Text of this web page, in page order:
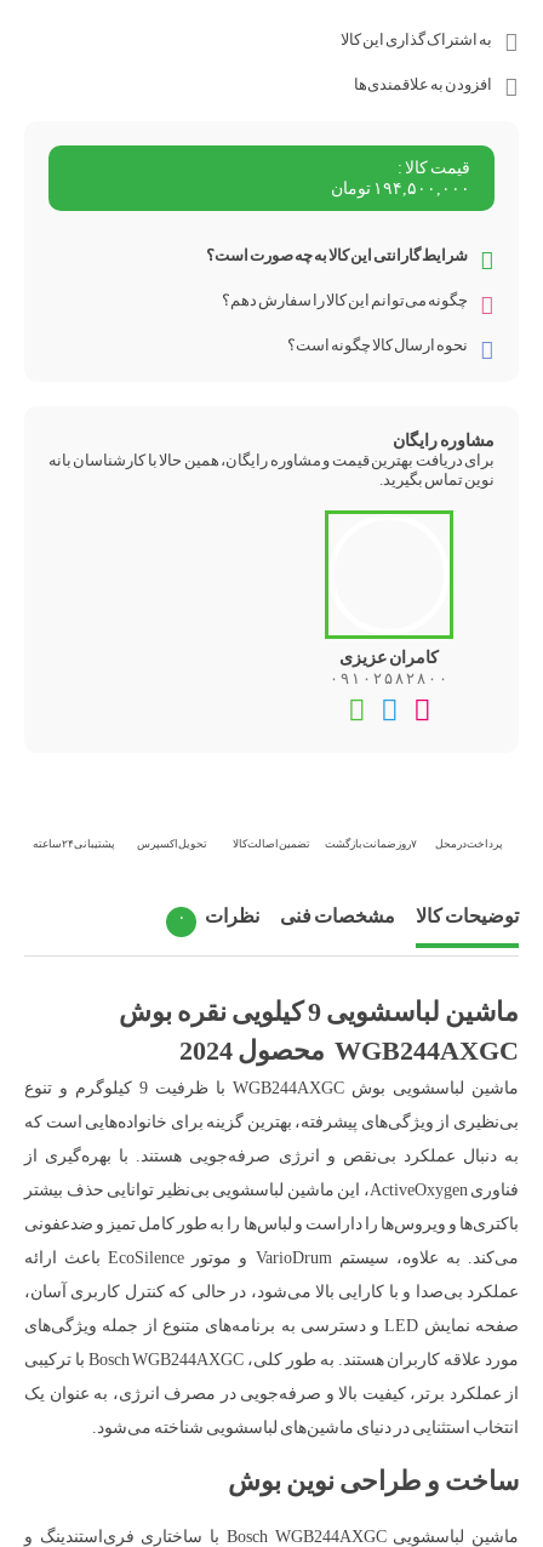
به اشتراک گذاری این کالا
افزودن به علاقمندی‌ها
۱۹۴,۵۰۰,۰۰۰ تومان
شرایط گارانتی این کالا به چه صورت است؟
چگونه می‌توانم این کالا را سفارش دهم؟
نحوه ارسال کالا چگونه است؟
مشاوره رایگان
برای دریافت بهترین قیمت و مشاوره رایگان، همین حالا با کارشناسان بانه
نوین تماس بگیرید.
کامران عزیزی
۰۹۱۰۲۵۸۲۸۰۰
تماس
تلفنی
تلگرام
پرداخت در محل ۷ روز ضمانت بازگشت تضمین اصالت کالا تحویل اکسپرس پشتیبانی ۲۴ ساعته
توضیحات کالا مشخصات فنی نظرات ۰
ماشین لباسشویی 9 کیلویی نقره بوش
WGB244AXGC محصول 2024
ماشین لباسشویی بوش WGB244AXGC با ظرفیت 9 کیلوگرم و تنوع
بی‌نظیری از ویژگی‌های پیشرفته، بهترین گزینه برای خانواده‌هایی است که
به دنبال عملکرد بی‌نقص و انرژی صرفه‌جویی هستند. با بهره‌گیری از
فناوری ActiveOxygen، این ماشین لباسشویی بی‌نظیر توانایی حذف بیشتر
باکتری‌ها و ویروس‌ها را داراست و لباس‌ها را به طور کامل تمیز و ضدعفونی
می‌کند. به علاوه، سیستم VarioDrum و موتور EcoSilence باعث ارائه
عملکرد بی‌صدا و با کارایی بالا می‌شود، در حالی که کنترل کاربری آسان،
صفحه نمایش LED و دسترسی به برنامه‌های متنوع از جمله ویژگی‌های
مورد علاقه کاربران هستند. به طور کلی، Bosch WGB244AXGC با ترکیبی
از عملکرد برتر، کیفیت بالا و صرفه‌جویی در مصرف انرژی، به عنوان یک
انتخاب استثنایی در دنیای ماشین‌های لباسشویی شناخته می‌شود.
ساخت و طراحی نوین بوش
ماشین لباسشویی Bosch WGB244AXGC با ساختاری فری‌استندینگ و